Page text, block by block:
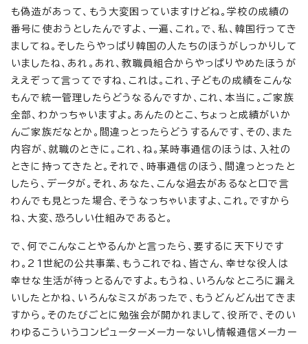
も偽造があって、もう大変困っていますけどね。学校の成績の
番号に使おうとしたんですよ、一遍、これ。で、私、韓国行ってき
ましてね。そしたらやっぱり韓国の人たちのほうがしっかりして
いましたね、あれ。あれ、教職員組合からやっぱりやめたほうが
ええぞって言ってですね、これは。これ、子どもの成績をこんな
もんで統一管理したらどうなるんですか、これ、本当に。ご家族
全部、わかっちゃいますよ。あんたのとこ、ちょっと成績がいか
んご家族だなとか。間違っとったらどうするんです、その、また
内容が、就職のときに。これ、ね。某時事通信のほうは、入社の
ときに持ってきたと。それで、時事通信のほう、間違っとったと
したら、データが。それ、あなた、こんな過去があるなと口で言
わんでも見とった場合、そうなっちゃいますよ、これ。ですから
ね、大変、恐ろしい仕組みであると。
で、何でこんなことやるんかと言ったら、要するに天下りです
わ。21世紀の公共事業、もうこれでね、皆さん、幸せな役人は
幸せな生活が待っとるんですよ。もうね、いろんなところに漏え
いしたとかね、いろんなミスがあったで、もうどんどん出てきま
すから。そのたびごとに勉強会が開かれまして、役所で、そのい
わゆるこういうコンピューターメーカーないし情報通信メーカー